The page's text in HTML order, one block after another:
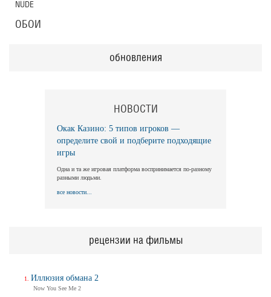
NUDE
ОБОИ
обновления
НОВОСТИ
Окак Казино: 5 типов игроков —
определите свой и подберите подходящие
игры
Одна и та же игровая платформа воспринимается по-разному
разными людьми.
все новости...
рецензии на фильмы
Иллюзия обмана 2
Now You See Me 2